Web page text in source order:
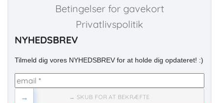
Betingelser for gavekort
Privatlivspolitik
NYHEDSBREV
Tilmeld dig vores NYHEDSBREV for at holde dig opdateret! :)
→ SKUB FOR AT BEKRÆFTE
→